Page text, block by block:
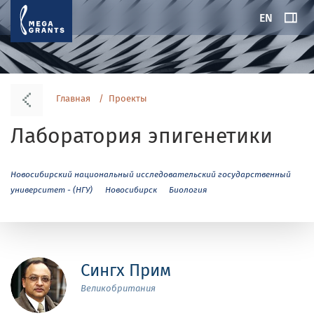
EN
Главная Проекты
Лаборатория эпигенетики
Новосибирский национальный исследовательский государственный
университет - (НГУ)
Новосибирск Биология
Сингх Прим
Великобритания